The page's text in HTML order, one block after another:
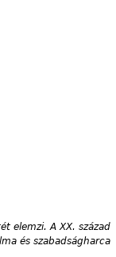
elemzi. A XX. század
és szabadságharca